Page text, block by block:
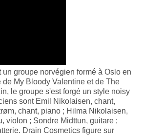
un groupe norvégien formé à Oslo en
My Bloody Valentine et de The
le groupe s'est forgé un style noisy
sont Emil Nikolaisen, chant,
chant, piano ; Hilma Nikolaisen,
violon ; Sondre Midttun, guitare ;
Drain Cosmetics figure sur